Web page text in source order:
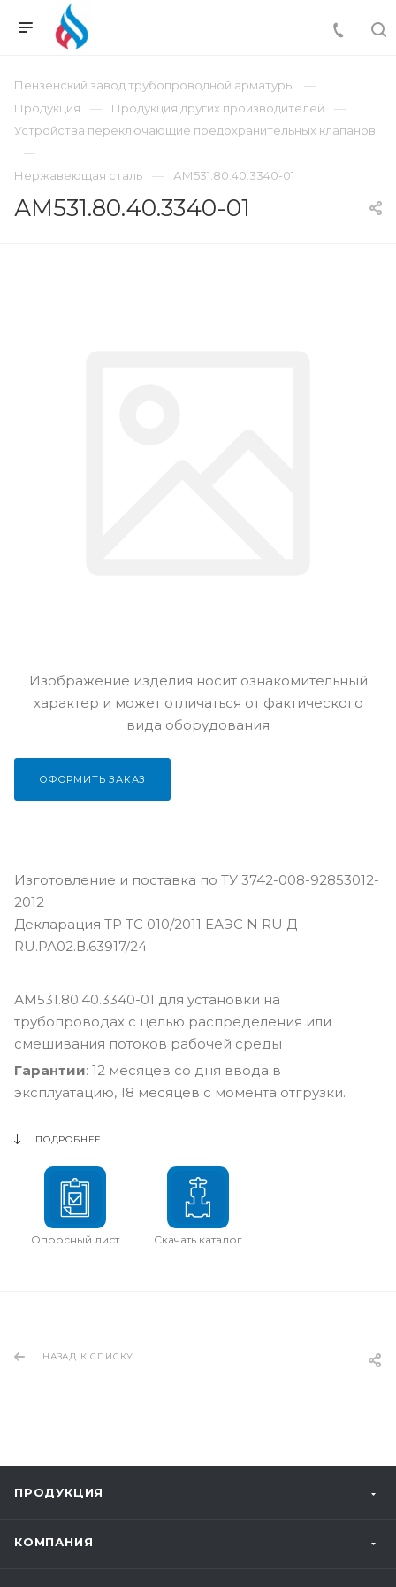
Пензенский завод трубопроводной арматуры
Продукция
Продукция других производителей
Устройства переключающие предохранительных клапанов
Нержавеющая сталь АМ531.80.40.3340-01
АМ531.80.40.3340-01
Изготовление и поставка по ТУ 3742-008-92853012-
2012
Декларация ТР ТС 010/2011 ЕАЭС N RU Д-
RU.РА02.В.63917/24
АМ531.80.40.3340-01 для установки на
трубопроводах с целью распределения или
смешивания потоков рабочей среды
Гарантии: 12 месяцев со дня ввода в
эксплуатацию, 18 месяцев с момента отгрузки.
ПОДРОБНЕЕ
Опросный лист Скачать каталог
Изображение изделия носит ознакомительный
характер и может отличаться от фактического
вида оборудования
ОФОРМИТЬ ЗАКАЗ
НАЗАД К СПИСКУ
ПРОДУКЦИЯ
КОМПАНИЯ